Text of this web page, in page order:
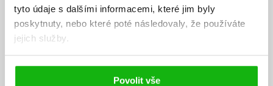
tyto údaje s dalšími informacemi, které jim byly
poskytnuty, nebo které poté následovaly, že používáte
jejich služby.
Povolit vše
Vaše hodnocení
Uživatelskou recenzi mohou vkládat pouze registrovaní uživatelé
Přihlásit